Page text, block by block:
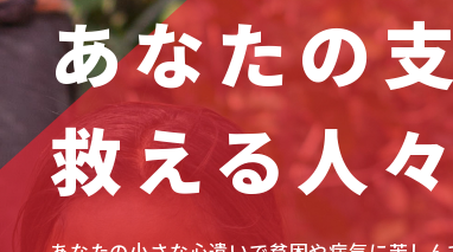
あなたの
救える人